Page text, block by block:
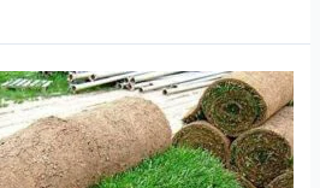
شركة
عشب
طبيعي
بالمدينة